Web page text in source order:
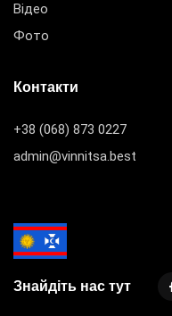
Відео
Фото
Контакти
+38 (068) 873 0227
admin@vinnitsa.best
Знайдіть нас тут